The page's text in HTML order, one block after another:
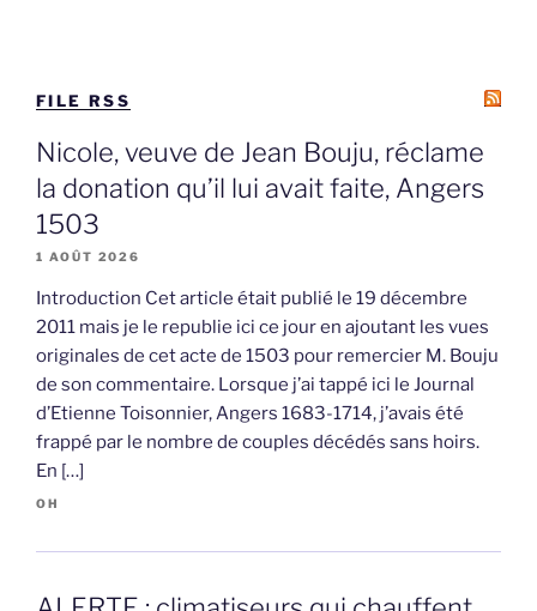
FILE RSS
Nicole, veuve de Jean Bouju, réclame
la donation qu’il lui avait faite, Angers
1503
1 AOÛT 2026
Introduction Cet article était publié le 19 décembre
2011 mais je le republie ici ce jour en ajoutant les vues
originales de cet acte de 1503 pour remercier M. Bouju
de son commentaire. Lorsque j’ai tappé ici le Journal
d’Etienne Toisonnier, Angers 1683-1714, j’avais été
frappé par le nombre de couples décédés sans hoirs.
En […]
OH